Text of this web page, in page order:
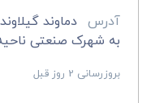
آدرس
دماوند
به شهرک صنعتی
بروزرسانی 2 روز قبل